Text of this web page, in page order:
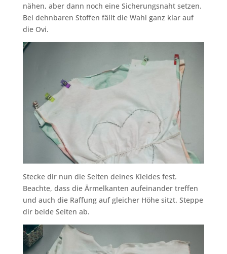
nähen, aber dann noch eine Sicherungsnaht setzen.
Bei dehnbaren Stoffen fällt die Wahl ganz klar auf
die Ovi.
Stecke dir nun die Seiten deines Kleides fest.
Beachte, dass die Ärmelkanten aufeinander treffen
und auch die Raffung auf gleicher Höhe sitzt. Steppe
dir beide Seiten ab.